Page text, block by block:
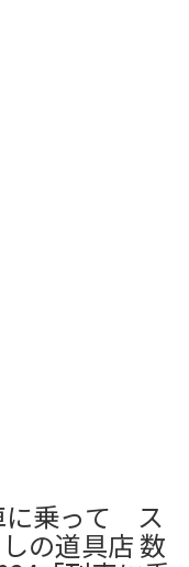
に乗って ス
の道具店 数